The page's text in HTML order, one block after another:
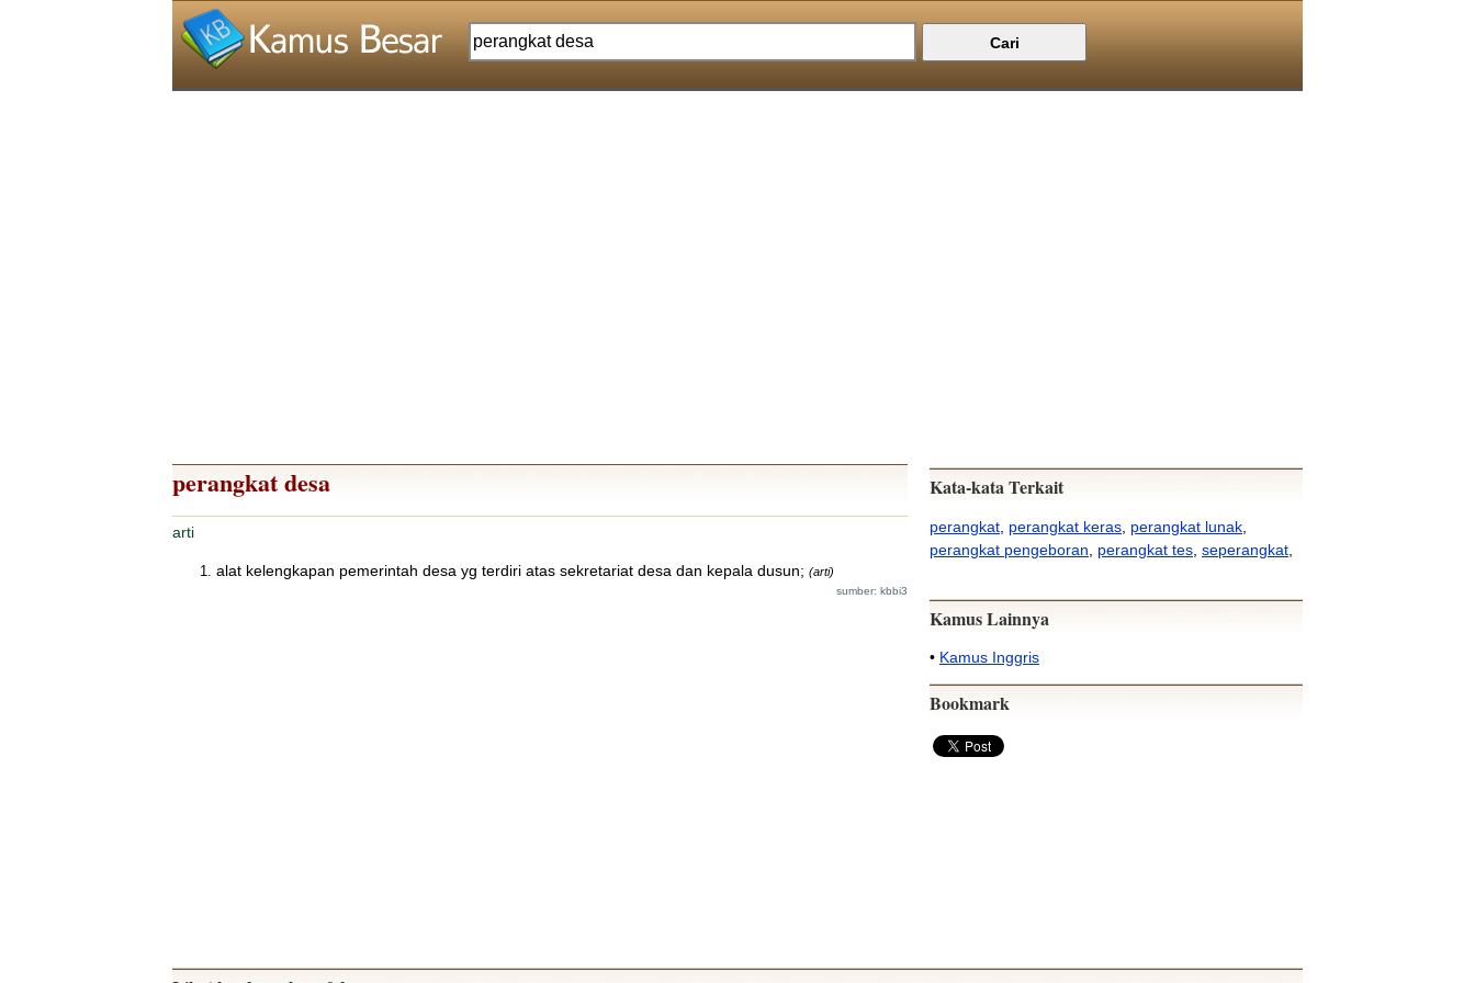
perangkat desa
arti
alat kelengkapan pemerintah desa yg terdiri atas sekretariat desa dan kepala dusun; (arti)
sumber: kbbi3
Kata-kata Terkait
perangkat perangkat keras perangkat lunak
perangkat pengeboran
perangkat tes seperangkat
Kamus Lainnya
• Kamus Inggris
Bookmark